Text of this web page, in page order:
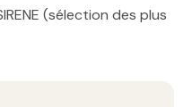
(sélection des plus